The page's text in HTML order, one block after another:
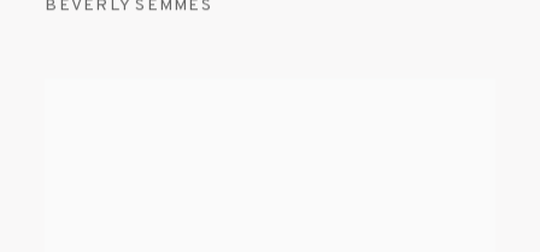
BEVERLY SEMMES